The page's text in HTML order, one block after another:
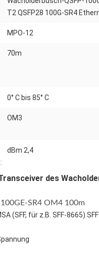
T2 QSFP28 100G-SR4
MPO-12
70m
0° C bis 85° C
OM3
dBm 2,4
des
SR4 OM4 100m
(SFF, für z.B. SFF-8665)